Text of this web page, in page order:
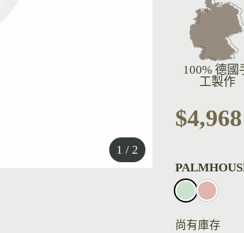
1 / 2
100% 德國
工製作
$4,968
尚有庫存